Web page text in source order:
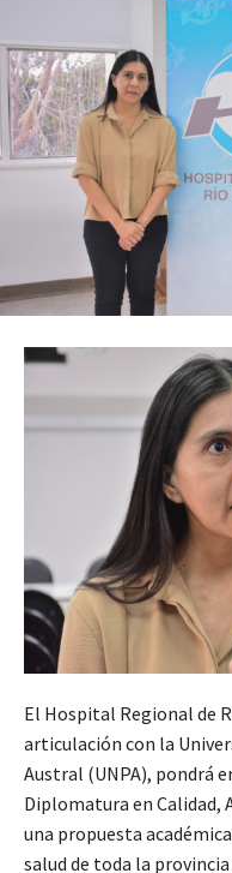
El Hospital Regional de
articulación con la
Austral (UNPA), pondrá
Diplomatura en Calidad,
una propuesta
salud de toda la